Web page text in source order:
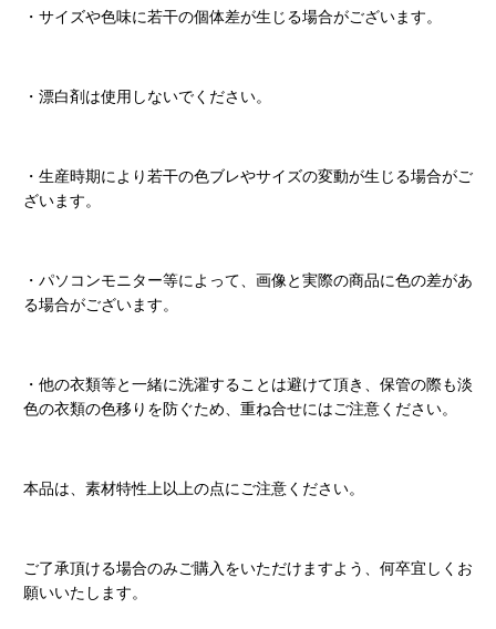
・サイズや色味に若干の個体差が生じる場合がございます。
・漂白剤は使用しないでください。
・生産時期により若干の色ブレやサイズの変動が生じる場合がご
ざいます。
・パソコンモニター等によって、画像と実際の商品に色の差があ
る場合がございます。
・他の衣類等と一緒に洗濯することは避けて頂き、保管の際も淡
色の衣類の色移りを防ぐため、重ね合せにはご注意ください。
本品は、素材特性上以上の点にご注意ください。
ご了承頂ける場合のみご購入をいただけますよう、何卒宜しくお
願いいたします。